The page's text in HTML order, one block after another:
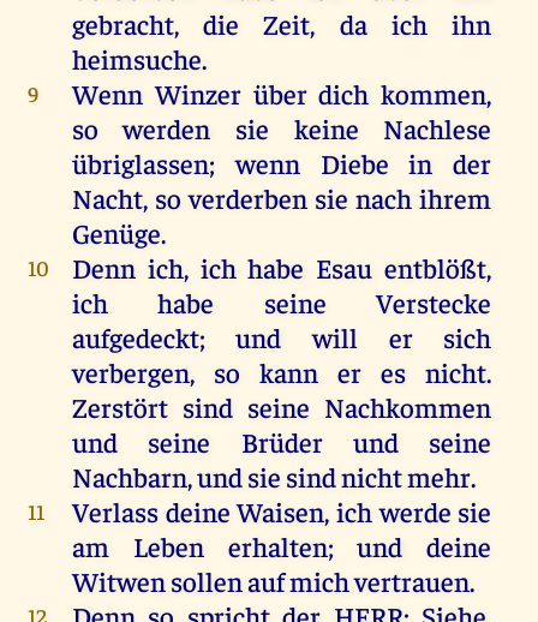
gebracht,die Zeit, da ich
ihn
heimsuche.
9 WennWinzer über dich kommen,
so
werden sie keine
Nachlese
übriglassen;wenn Diebe in der
Nacht, so verderben sie nach ihrem
Genüge.
10 Denn ich, ich habe Esau entblößt,
ich
habe seine
Verstecke
aufgedeckt;und will er
sich
verbergen, so kann er es nicht.
Zerstört sind seine Nachkommen
und
seine Brüder und
seine
Nachbarn,undsie sindnichtmehr.
11 Verlass deine Waisen, ichwerde sie
am
Leben erhalten;und
deine
Witwensollenaufmichvertrauen.
12